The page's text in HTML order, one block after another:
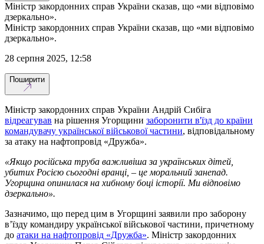
Міністр закордонних справ України сказав, що «ми відповімо
дзеркально».
Міністр закордонних справ України сказав, що «ми відповімо
дзеркально».
28 серпня 2025, 12:58
Поширити
Міністр закордонних справ України Андрій Сибіга
відреагував на рішення Угорщини заборонити в'їзд до країни
командувачу української військової частини, відповідальному
за атаку на нафтопровід «Дружба».
«Якщо російська труба важливіша за українських дітей,
убитих Росією сьогодні вранці, – це моральний занепад.
Угорщина опинилася на хибному боці історії. Ми відповімо
дзеркально».
Зазначимо, що перед цим в Угорщині заявили про заборону
в’їзду командиру української військової частини, причетному
до атаки на нафтопровід «Дружба». Міністр закордонних